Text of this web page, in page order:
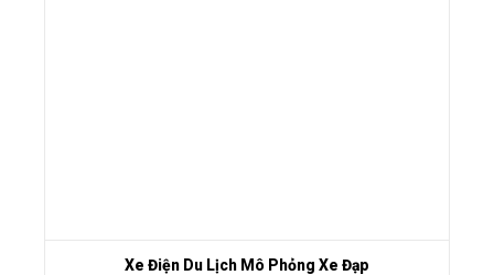
Xe Điện Du Lịch Mô Phỏng Xe Đạp